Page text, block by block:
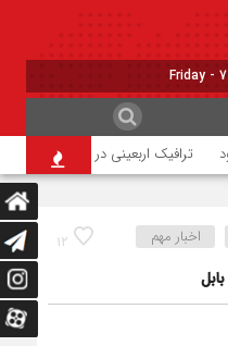
ترافیک اربعینی در جاده‌های شمال
۱۲ اخبار مهم